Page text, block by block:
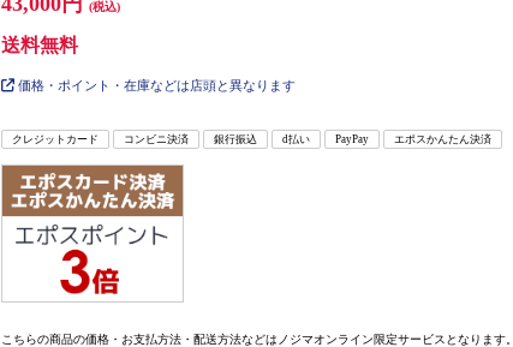
(税込)
送料無料
価格・ポイント・在庫などは店頭と異なります
クレジットカード コンビニ決済 銀行振込 d払い PayPay エポスかんたん決済
こちらの商品の価格・お支払方法・配送方法などはノジマオンライン限定サービスとなります。